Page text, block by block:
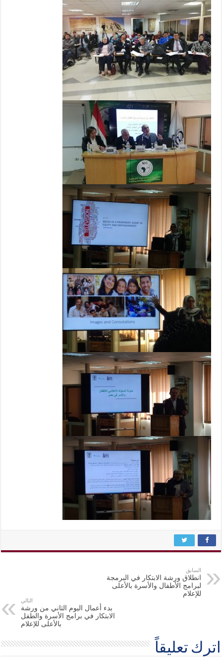
السابق
انطلاق ورشة الابتكار في البرمجة
لبرامج الأطفال والأسرة بالأعلى
للإعلام
التالي
بدء أعمال اليوم الثاني من ورشة
الابتكار في برامج الأسرة والطفل
بالأعلى للإعلام
اترك تعليقاً